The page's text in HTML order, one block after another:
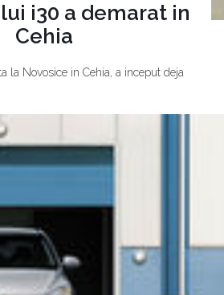
i30 a demarat in
Cehia
la Novosice in Cehia, a inceput deja